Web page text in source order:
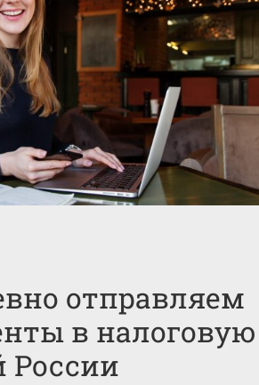
отправляем
в налоговую
России